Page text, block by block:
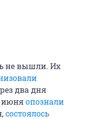
не вышли. Их
два дня
июняопознали
состоялось